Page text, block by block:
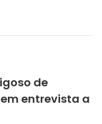
de
entrevista a